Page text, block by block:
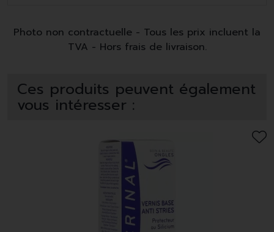
Photo non contractuelle - Tous les prix incluent la
TVA - Hors frais de livraison.
Ces produits peuvent également
vous intéresser :